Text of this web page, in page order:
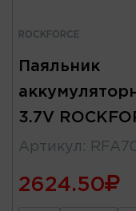
ROCKFORCE
Паяльник
3.7V
Артикул :
2624.50